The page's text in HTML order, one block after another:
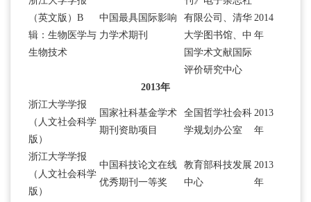
（英文版）B
辑：生物医学与
生物技术
中国最具国际影响
力学术期刊
有限公司、清华
大学图书馆、中
国学术文献国际
评价研究中心
2014
年
2013年
浙江大学学报
（人文社会科学
版）
国家社科基金学术
期刊资助项目
全国哲学社会科
学规划办公室
2013
年
浙江大学学报
（人文社会科学
版）
中国科技论文在线
优秀期刊一等奖
教育部科技发展
中心
2013
年